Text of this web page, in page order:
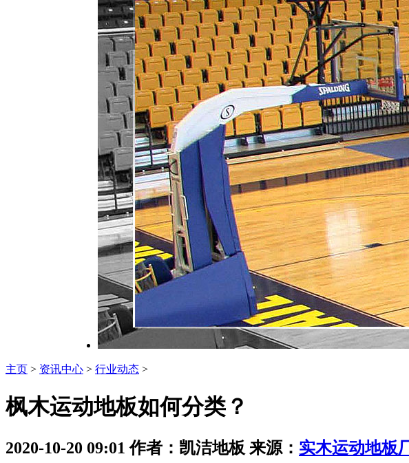
主页 > 资讯中心 > 行业动态 >
枫木运动地板如何分类？
2020-10-20 09:01 作者：凯洁地板 来源： 实木运动地板